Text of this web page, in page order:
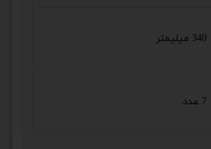
340 میلیمتر
7 عدد